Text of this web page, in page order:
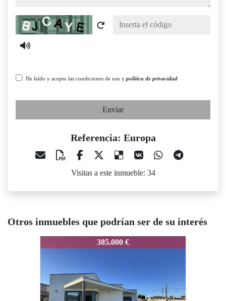
Captcha
He leído y acepto las condiciones de uso y política de privacidad
Enviar
Referencia: Europa
Visitas a este inmueble: 34
Otros inmuebles que podrían ser de su interés
490.000 €